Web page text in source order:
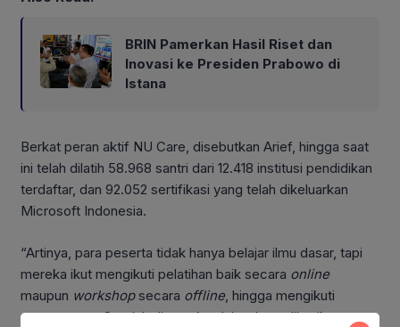
BRIN Pamerkan Hasil Riset dan
Inovasi ke Presiden Prabowo di
Istana
Berkat peran aktif NU Care, disebutkan Arief, hingga saat
ini telah dilatih 58.968 santri dari 12.418 institusi pendidikan
terdaftar, dan 92.052 sertifikasi yang telah dikeluarkan
Microsoft Indonesia.
“Artinya, para peserta tidak hanya belajar ilmu dasar, tapi
mereka ikut mengikuti pelatihan baik secara online
maupun workshopsecara offline, hingga mengikuti
assessment. Setelah dinyatakan lulus, baru diberikan